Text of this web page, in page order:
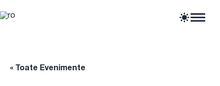
Știri« Toate Evenimente